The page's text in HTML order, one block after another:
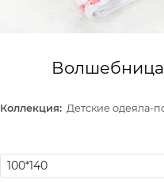
Волшебница
Коллекция: